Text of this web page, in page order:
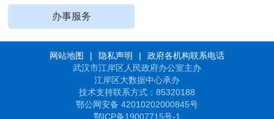
办事服务
网站地图 | 隐私声明 |
政府各机构联系电话
武汉市江岸区人民政府办公室主办
江岸区大数据中心承办
技术支持联系方式：85320188
鄂公网安备 42010202000845号
鄂ICP备19007715号-1